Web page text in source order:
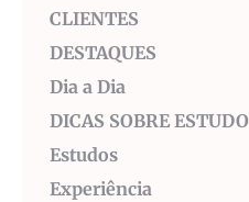
CLIENTES
DESTAQUES
Dia a Dia
DICAS SOBRE ESTUDO
Estudos
Experiência